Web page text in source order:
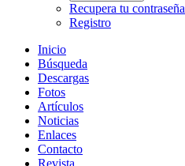
Recupera tu contraseña
Registro
Inicio
Búsqueda
Descargas
Fotos
Artículos
Noticias
Enlaces
Contacto
Revista